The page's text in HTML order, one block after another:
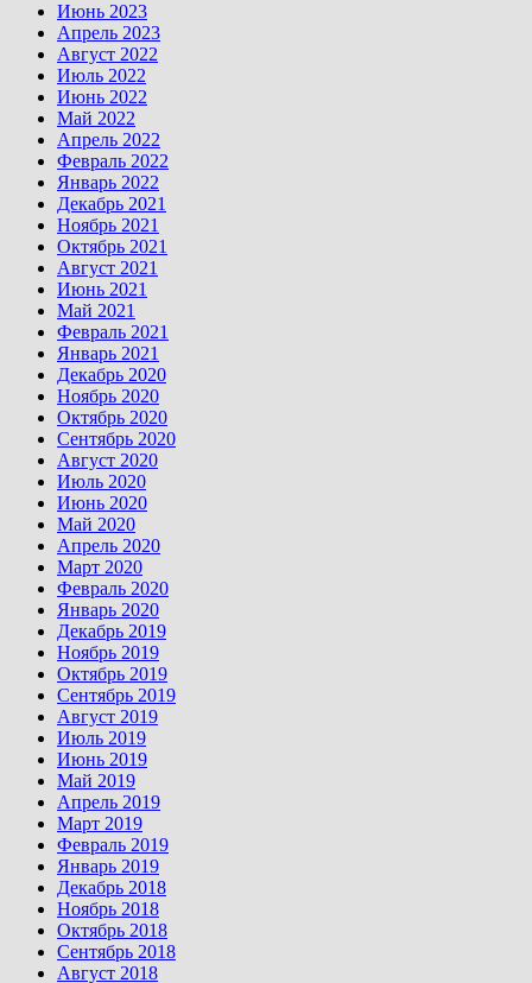
Июнь 2023
Апрель 2023
Август 2022
Июль 2022
Июнь 2022
Май 2022
Апрель 2022
Февраль 2022
Январь 2022
Декабрь 2021
Ноябрь 2021
Октябрь 2021
Август 2021
Июнь 2021
Май 2021
Февраль 2021
Январь 2021
Декабрь 2020
Ноябрь 2020
Октябрь 2020
Сентябрь 2020
Август 2020
Июль 2020
Июнь 2020
Май 2020
Апрель 2020
Март 2020
Февраль 2020
Январь 2020
Декабрь 2019
Ноябрь 2019
Октябрь 2019
Сентябрь 2019
Август 2019
Июль 2019
Июнь 2019
Май 2019
Апрель 2019
Март 2019
Февраль 2019
Январь 2019
Декабрь 2018
Ноябрь 2018
Октябрь 2018
Сентябрь 2018
Август 2018